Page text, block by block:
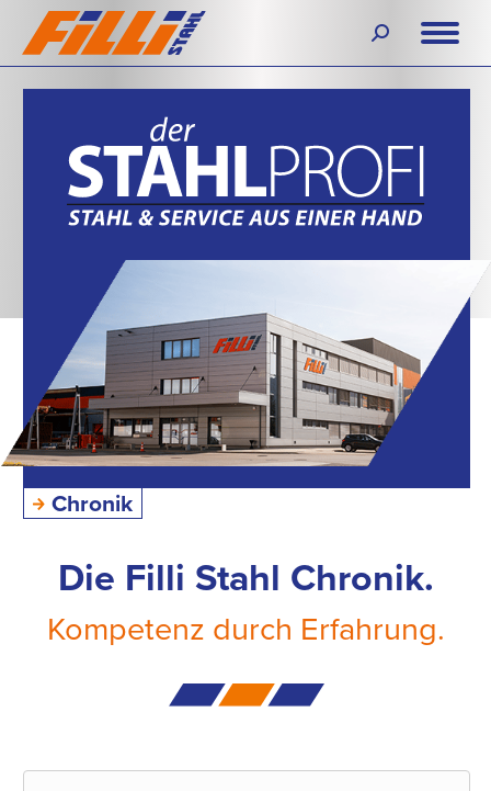
Search:
Chronik
Die Filli Stahl Chronik.
Kompetenz durch Erfahrung.